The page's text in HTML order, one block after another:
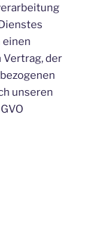
einen
der
unseren